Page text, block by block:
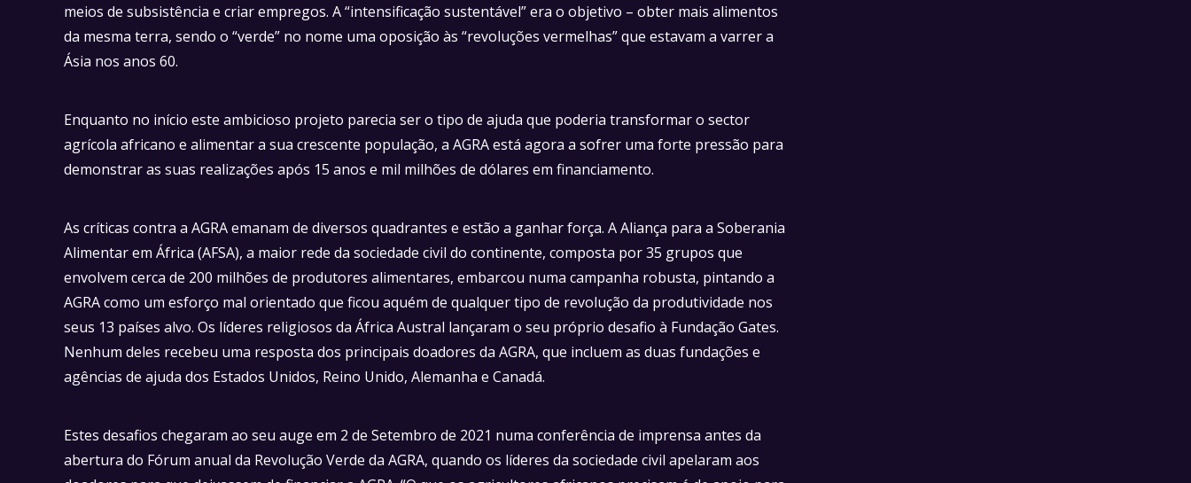
meios de subsistência e criar empregos. A “intensificação sustentável” era o objetivo – obter mais alimentos
da mesma terra, sendo o “verde” no nome uma oposição às “revoluções vermelhas” que estavam a varrer a
Ásia nos anos 60.
Enquanto no início este ambicioso projeto parecia ser o tipo de ajuda que poderia transformar o sector
agrícola africano e alimentar a sua crescente população, a AGRA está agora a sofrer uma forte pressão para
demonstrar as suas realizações após 15 anos e mil milhões de dólares em financiamento.
As críticas contra a AGRA emanam de diversos quadrantes e estão a ganhar força. A Aliança para a Soberania
Alimentar em África (AFSA), a maior rede da sociedade civil do continente, composta por 35 grupos que
envolvem cerca de 200 milhões de produtores alimentares, embarcou numa campanha robusta, pintando a
AGRA como um esforço mal orientado que ficou aquém de qualquer tipo de revolução da produtividade nos
seus 13 países alvo. Os líderes religiosos da África Austral lançaram o seu próprio desafio à Fundação Gates.
Nenhum deles recebeu uma resposta dos principais doadores da AGRA, que incluem as duas fundações e
agências de ajuda dos Estados Unidos, Reino Unido, Alemanha e Canadá.
Estes desafios chegaram ao seu auge em 2 de Setembro de 2021 numa conferência de imprensa antes da
abertura do Fórum anual da Revolução Verde da AGRA, quando os líderes da sociedade civil apelaram aos